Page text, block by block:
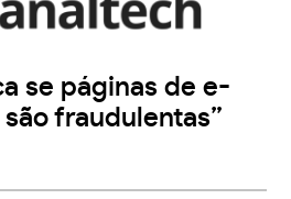
se páginas de e-
fraudulentas”